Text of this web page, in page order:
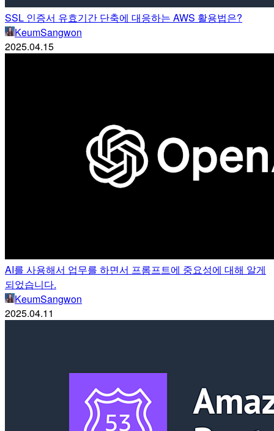
SSL 인증서 유효기간 단축에 대응하는 AWS 활용법은?
KeumSangwon
2025.04.15
AI를 사용해서 업무를 하면서 프롬프트에 중요성에 대해 알게
되었습니다.
KeumSangwon
2025.04.11